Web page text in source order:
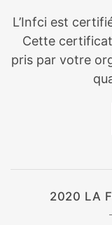
L’Infci est
Cette
pris par votre
2020 LA